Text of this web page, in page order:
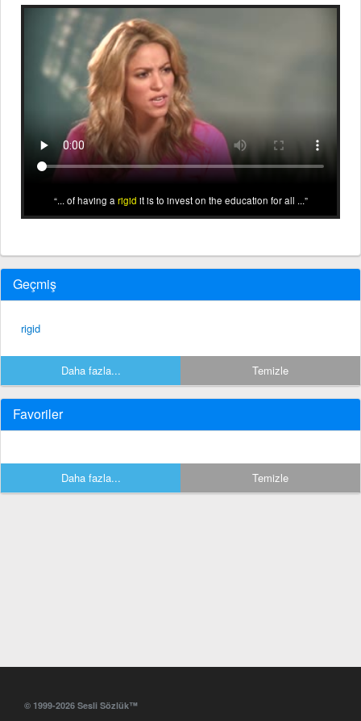
... of having a rigid it is to invest on the education for all ...
Geçmiş
rigid
Daha fazla... Temizle
Favoriler
Daha fazla... Temizle
© 1999-2026 Sesli Sözlük™